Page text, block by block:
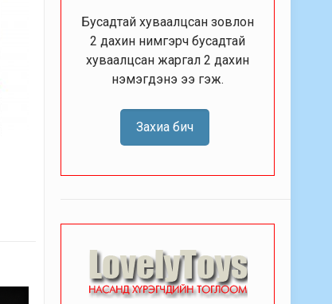
Бусадтай хуваалцсан зовлон
2 дахин нимгэрч бусадтай
хуваалцсан жаргал 2 дахин
нэмэгдэнэ ээ гэж.
Захиа бич